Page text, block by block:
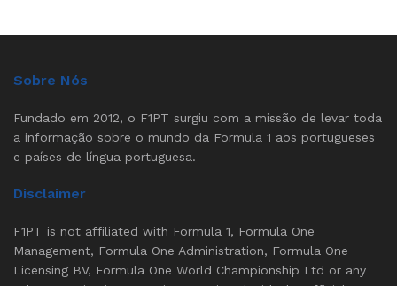
Sobre Nós
Fundado em 2012, o F1PT surgiu com a missão de levar toda
a informação sobre o mundo da Formula 1 aos portugueses
e países de língua portuguesa.
Disclaimer
F1PT is not affiliated with Formula 1, Formula One
Management, Formula One Administration, Formula One
Licensing BV, Formula One World Championship Ltd or any